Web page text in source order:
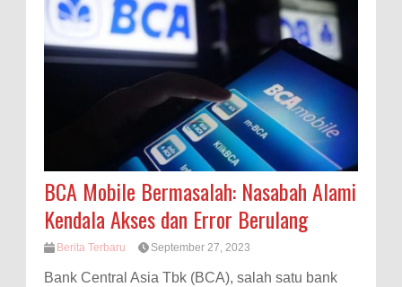
BCA Mobile Bermasalah: Nasabah Alami
Kendala Akses dan Error Berulang
Berita Terbaru September 27, 2023
Bank Central Asia Tbk (BCA), salah satu bank